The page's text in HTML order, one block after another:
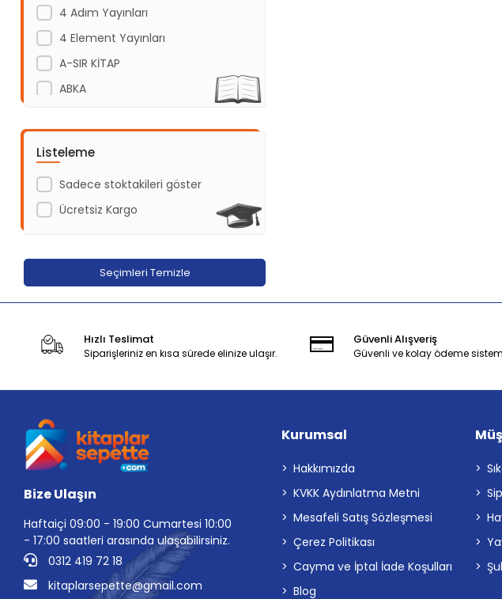
4 Adım Yayınları
4 Element Yayınları
A-SIR KİTAP
ABKA
Acil Yayınları
Açı Yayınları
ADAKÜLTÜR
Adeda Yayınları
Aden Yayıncılık
Agapi Yayınları
Aile Yayınları
AKABE HEDİYELİK
Akademi Çocuk
Akademi Çocuk - Funny Mat
Akademi Denizi Yayınları
Akaşa Yayınları
Akçağ Yayınları
Akil Yayınevi
Listeleme
Sadece stoktakileri göster
Ücretsiz Kargo
Seçimleri Temizle
Hızlı Teslimat
Siparişleriniz en kısa sürede elinize ulaşır.
Güvenli Alışveriş
Güvenli ve kolay ödeme
Bize Ulaşın
Haftaiçi 09:00 - 19:00 Cumartesi 10:00
- 17:00 saatleri arasında ulaşabilirsiniz.
0312 419 72 18
kitaplarsepette@gmail.com
Kurumsal
Hakkımızda
KVKK Aydınlatma Metni
Mesafeli Satış Sözleşmesi
Çerez Politikası
Cayma ve İptal İade Koşulları
Blog